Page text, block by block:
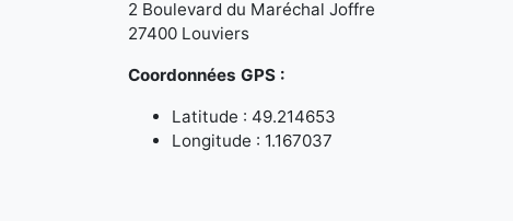
2 Boulevard du Maréchal Joffre
27400 Louviers
Coordonnées GPS :
Latitude : 49.214653
Longitude : 1.167037